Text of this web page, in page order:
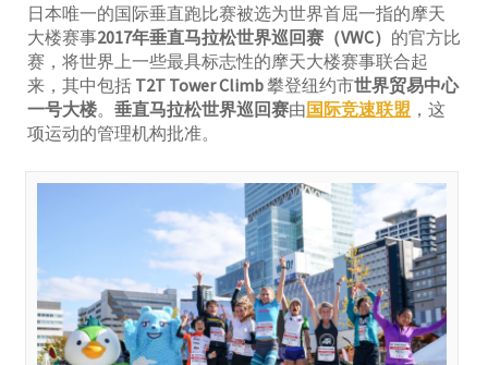
日本唯一的国际垂直跑比赛被选为世界首屈一指的摩天
大楼赛事2017年垂直马拉松世界巡回赛（VWC） 的官方比
赛，将世界上一些最具标志性的摩天大楼赛事联合起
来，其中包括 T2T Tower Climb攀登纽约市世界贸易中心
一号大楼。 垂直马拉松世界巡回赛由国际竞速联盟 ，这
项运动的管理机构批准。